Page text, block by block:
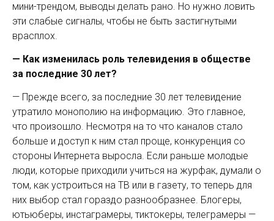
мини-трендом, выводы делать рано. Но нужно ловить
эти слабые сигналы, чтобы не быть застигнутыми
врасплох.
— Как изменилась роль телевидения в обществе
за последние 30 лет?
— Прежде всего, за последние 30 лет телевидение
утратило монополию на информацию. Это главное,
что произошло. Несмотря на то что каналов стало
больше и доступ к ним стал проще, конкуренция со
стороны Интернета выросла. Если раньше молодые
люди, которые приходили учиться на журфак, думали о
том, как устроиться на ТВ или в газету, то теперь для
них выбор стал гораздо разнообразнее. Блогеры,
ютьюберы, инстаграмеры, тиктокеры, телеграмеры —